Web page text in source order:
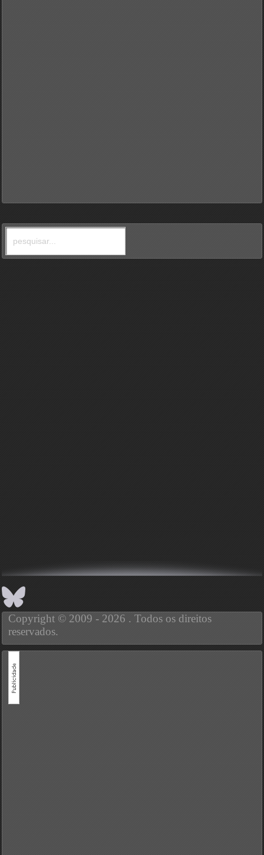
Copyright © 2009 - 2026 . Todos os direitos
reservados.